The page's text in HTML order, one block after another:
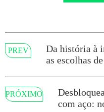
PREV
Da história à
as escolhas
PRÓXIMO
com aço: